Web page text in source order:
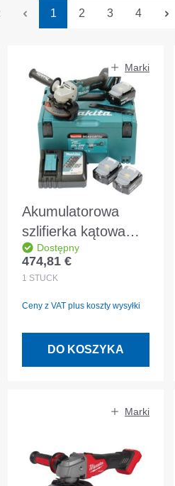
Strona
1 Strona
2 Strona
3 Strona
4
Marki
Akumulatorowa
szlifierka kątowa
Makita 18V 3
akumulatory+ładow
DGA513RT3J
Dostępny
Cena regularna:
474,81 €
1 STÜCK
Ceny z VAT plus koszty wysyłki
DO KOSZYKA
Marki